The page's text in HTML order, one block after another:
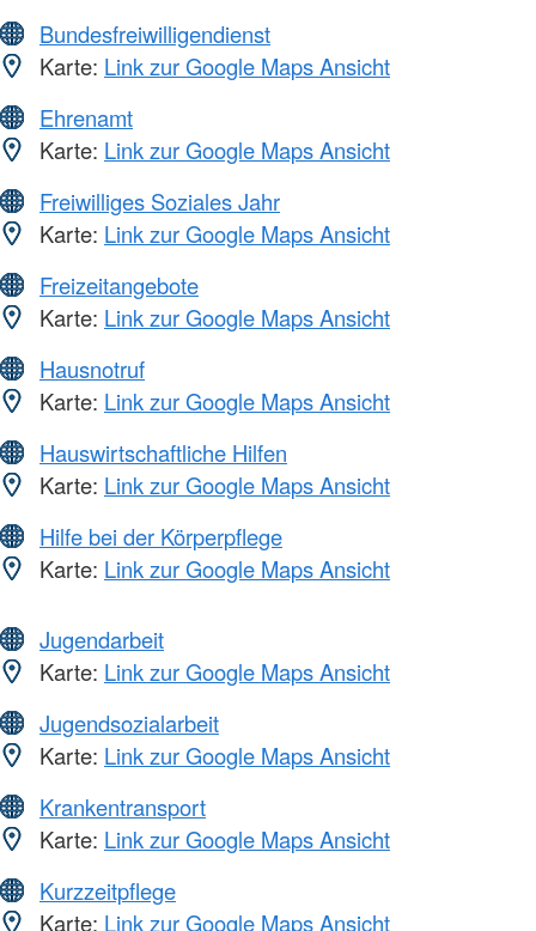
Bundesfreiwilligendienst
Karte: Link zur Google Maps Ansicht
Ehrenamt
Karte: Link zur Google Maps Ansicht
Freiwilliges Soziales Jahr
Karte: Link zur Google Maps Ansicht
Freizeitangebote
Karte: Link zur Google Maps Ansicht
Hausnotruf
Karte: Link zur Google Maps Ansicht
Hauswirtschaftliche Hilfen
Karte: Link zur Google Maps Ansicht
Hilfe bei der Körperpflege
Karte: Link zur Google Maps Ansicht
Jugendarbeit
Karte: Link zur Google Maps Ansicht
Jugendsozialarbeit
Karte: Link zur Google Maps Ansicht
Krankentransport
Karte: Link zur Google Maps Ansicht
Kurzzeitpflege
Karte: Link zur Google Maps Ansicht